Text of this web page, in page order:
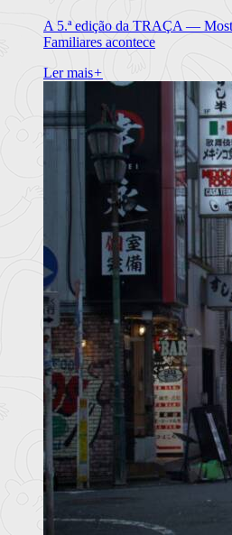
A 5.ª edição da TRAÇA —
Familiares acontece
Ler mais+